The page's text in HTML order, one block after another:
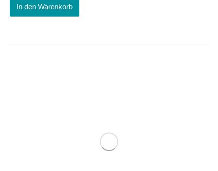
In den Warenkorb